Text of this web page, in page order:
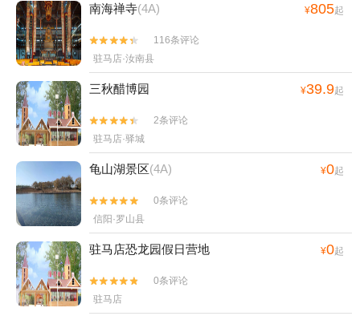
南海禅寺(4A) ¥805起


116条评论
驻马店·汝南县
三秋醋博园 ¥39.9起


2条评论
驻马店·驿城
龟山湖景区(4A) ¥0起


0条评论
信阳·罗山县
驻马店恐龙园假日营地 ¥0起


0条评论
驻马店